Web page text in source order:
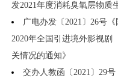
发2021年度消耗臭氧层物质
广电办发〔2021〕26号
2020年全国引进境外影视剧
关情况的通知》
交办人教函〔2021〕29